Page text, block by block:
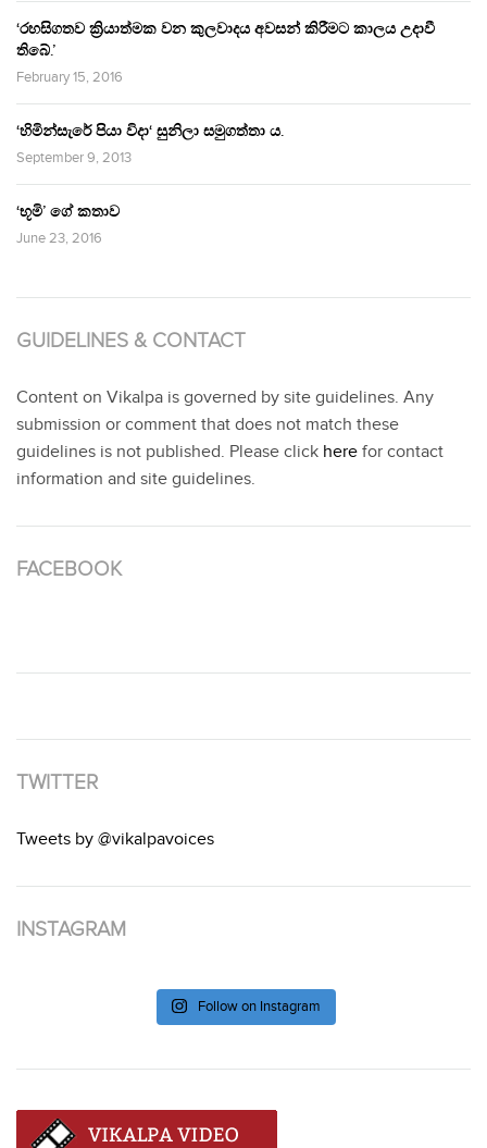
‘රහසිගතව ක්‍රියාත්මක වන කුලවාදය අවසන් කිරීමට කාලය උදාවී
තිබේ.’
February 15, 2016
‘හිමින්සැරේ පියා විදා‘ සුනිලා සමුගත්තා ය.
September 9, 2013
‘භූමි’ ගේ කතාව
June 23, 2016
GUIDELINES & CONTACT
Content on Vikalpa is governed by site guidelines. Any
submission or comment that does not match these
guidelines is not published. Please click here for contact
information and site guidelines.
FACEBOOK
TWITTER
Tweets by @vikalpavoices
INSTAGRAM
Follow on Instagram